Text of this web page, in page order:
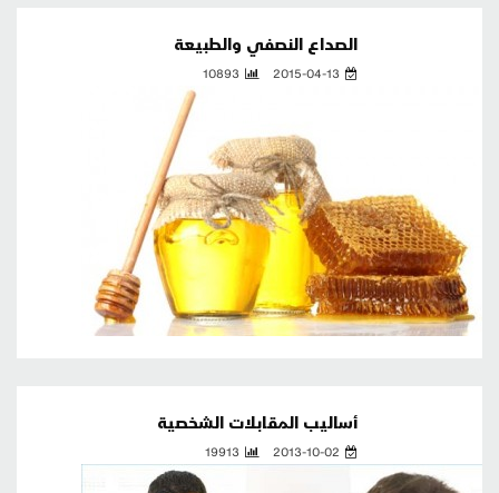
الصداع النصفي والطبيعة
2015-04-13
10893
أساليب المقابلات الشخصية
2013-10-02
19913